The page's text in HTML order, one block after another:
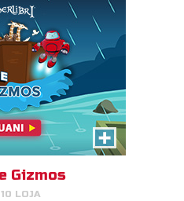
Gizmos
LOJA
të
çiftet e kafshëve dhe
fruta në Eden.